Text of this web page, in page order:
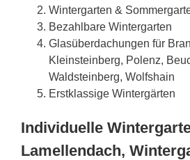
Wintergarten &
Bezahlbare Wintergarten
Glasüberdachungen für
Kleinsteinberg, Polenz,
Waldsteinberg, Wolfshain
Erstklassige Wintergärten
Individuelle
Lamellendach,